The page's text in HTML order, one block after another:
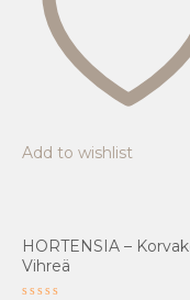
Add to wishlist
HORTENSIA –
Vihreä